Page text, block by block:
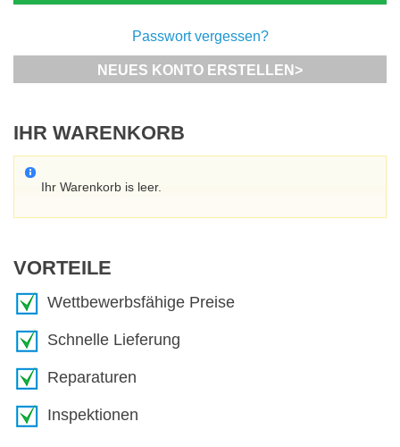
Passwort vergessen?
NEUES KONTO ERSTELLEN>
IHR WARENKORB
Ihr Warenkorb is leer.
VORTEILE
Wettbewerbsfähige Preise
Schnelle Lieferung
Reparaturen
Inspektionen